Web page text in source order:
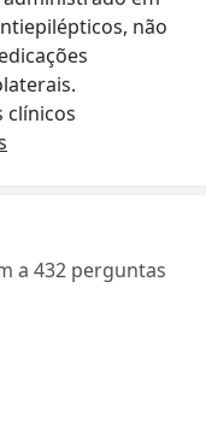
não
clínicos
a 432 perguntas